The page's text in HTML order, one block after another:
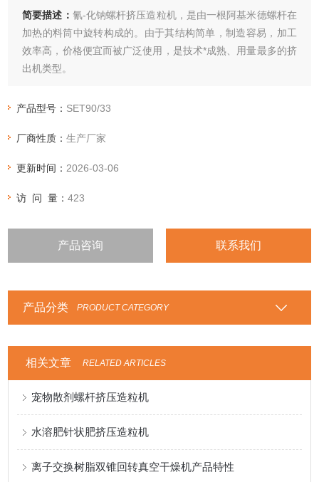
简要描述： 氰-化钠螺杆挤压造粒机，是由一根阿基米德螺杆在
加热的料筒中旋转构成的。由于其结构简单，制造容易，加工
效率高，价格便宜而被广泛使用，是技术*成熟、用量最多的挤
出机类型。
产品型号： SET90/33
厂商性质：生产厂家
更新时间： 2026-03-06
访 问 量：423
产品咨询 联系我们
产品分类 PRODUCT CATEGORY
相关文章 RELATED ARTICLES
宠物散剂螺杆挤压造粒机
水溶肥针状肥挤压造粒机
离子交换树脂双锥回转真空干燥机产品特性